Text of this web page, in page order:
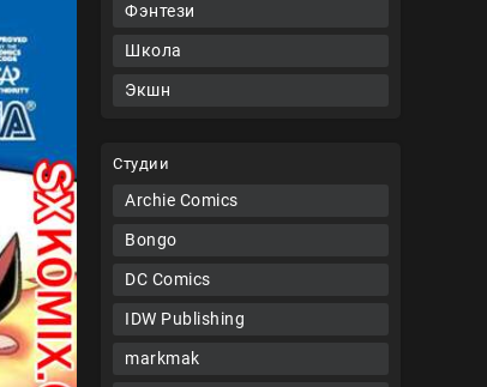
Фэнтези
Школа
Экшн
Студии
Archie Comics
Bongo
DC Comics
IDW Publishing
markmak